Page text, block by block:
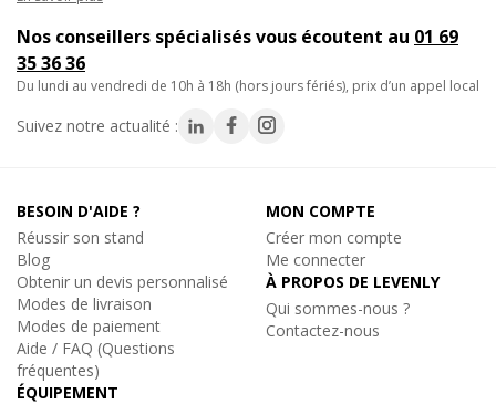
Caractéristiques techniques :
- Système de connexion : CCS6
- Section compatible : 290mm
Nos conseillers spécialisés vous écoutent au 01 69
35 36 36
du lundi au vendredi de 10h à 18h (hors jours fériés), prix d’un appel local
Suivez notre actualité :
BESOIN D'AIDE ?
Réussir son stand
Blog
Obtenir un devis personnalisé
Modes de livraison
Modes de paiement
Aide / FAQ (Questions
fréquentes)
ÉQUIPEMENT
MON COMPTE
Créer mon compte
Me connecter
À PROPOS DE LEVENLY
Qui sommes-nous ?
Contactez-nous